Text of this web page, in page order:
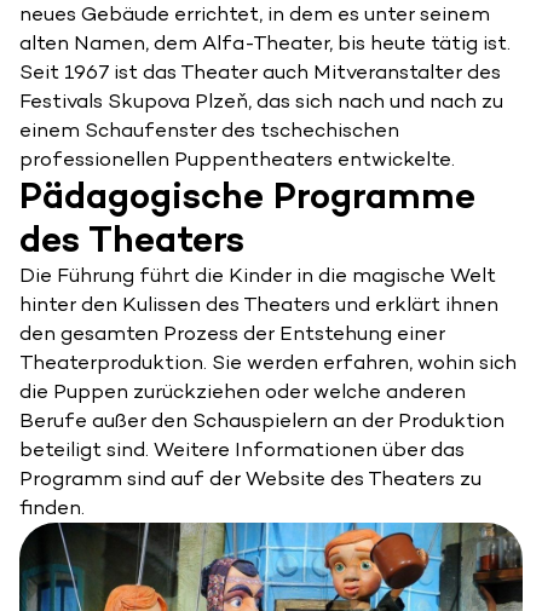
neues Gebäude errichtet, in dem es unter seinem
alten Namen, dem Alfa-Theater, bis heute tätig ist.
Seit 1967 ist das Theater auch Mitveranstalter des
Festivals Skupova Plzeň, das sich nach und nach zu
einem Schaufenster des tschechischen
professionellen Puppentheaters entwickelte.
Pädagogische Programme
des Theaters
Die Führung führt die Kinder in die magische Welt
hinter den Kulissen des Theaters und erklärt ihnen
den gesamten Prozess der Entstehung einer
Theaterproduktion. Sie werden erfahren, wohin sich
die Puppen zurückziehen oder welche anderen
Berufe außer den Schauspielern an der Produktion
beteiligt sind. Weitere Informationen über das
Programm sind auf der Website des Theaters zu
finden.